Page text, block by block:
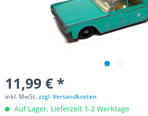
11,99 € *
inkl. MwSt.zzgl. Versandkosten
Auf Lager, Lieferzeit 1-2 Werktage